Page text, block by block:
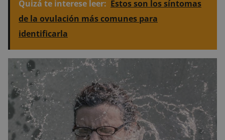
Quizá te interese leer: Estos son los síntomas
de la ovulación más comunes para
identificarla